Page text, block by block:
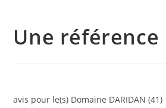
Une référence
avis pour le(s) Domaine DARIDAN (41)